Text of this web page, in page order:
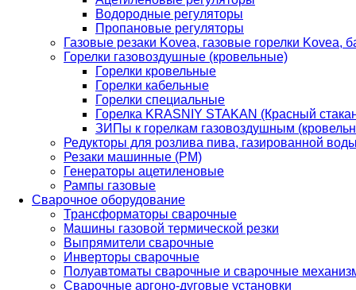
Водородные регуляторы
Пропановые регуляторы
Газовые резаки Kovea, газовые горелки Kovea,
Горелки газовоздушные (кровельные)
Горелки кровельные
Горелки кабельные
Горелки специальные
Горелка KRASNIY STAKAN (Красный
ЗИПы к горелкам газовоздушным
Редукторы для розлива пива, газированной
Резаки машинные (РМ)
Генераторы ацетиленовые
Рампы газовые
Сварочное оборудование
Трансформаторы сварочные
Машины газовой термической резки
Выпрямители сварочные
Инверторы сварочные
Полуавтоматы сварочные и сварочные
Сварочные аргоно-дуговые установки